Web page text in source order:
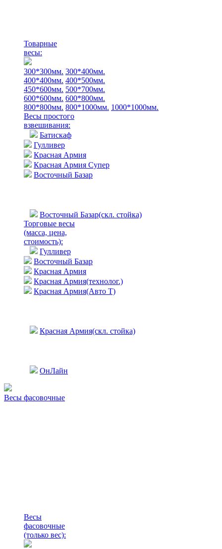
Товарные
весы:
300*300мм. 300*400мм.
400*400мм. 400*500мм.
450*600мм. 500*700мм.
600*600мм. 600*800мм.
800*800мм. 800*1000мм. 1000*1000мм.
Весы простого
взвешивания:
Батискаф
Гулливер
Красная Армия
Красная Армия Супер
Восточный Базар
Восточный Базар(скл. стойка)
Торговые весы
(масса, цена,
стоимость):
Гулливер
Восточный Базар
Красная Армия
Красная Армия(технолог.)
Красная Армия(Авто Т)
Красная Армия(скл. стойка)
ОнЛайн
Весы фасовочные
Весы
фасовочные
(только вес):